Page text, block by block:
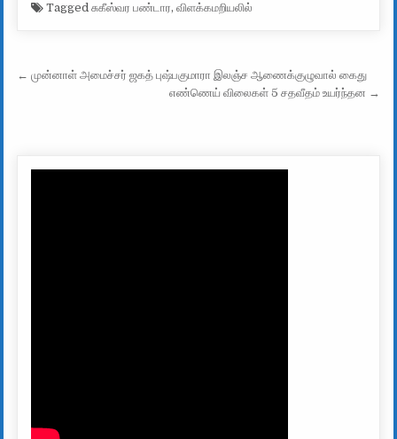
Taggedசுகீஸ்வர பண்டார,விளக்கமறியலில்
Post navigation
← முன்னாள் அமைச்சர் ஜகத் புஷ்பகுமாரா இலஞ்ச ஆணைக்குழுவால் கைது
எண்ணெய் விலைகள் 5 சதவீதம் உயர்ந்தன →